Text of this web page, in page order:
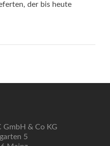
der bis heute
GmbH & Co KG
5